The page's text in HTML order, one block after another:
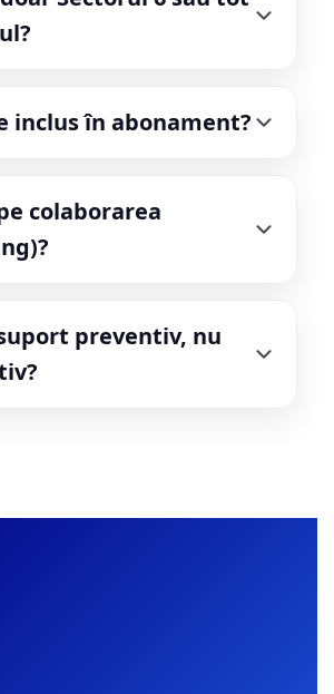
inclus în abonament?
colaborarea
preventiv, nu